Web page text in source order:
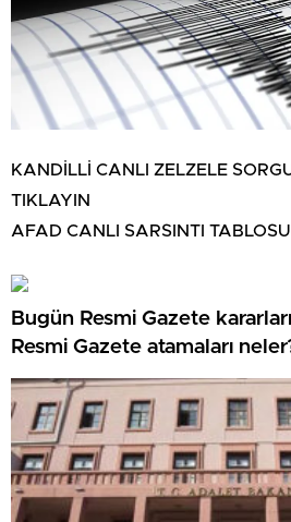
KANDİLLİ CANLI ZELZELE
TIKLAYIN
AFAD CANLI SARSINTI
Bugün Resmi Gazete
Resmi Gazete atamaları
Üniversitesi öğretim elemanı
yayınlandı!